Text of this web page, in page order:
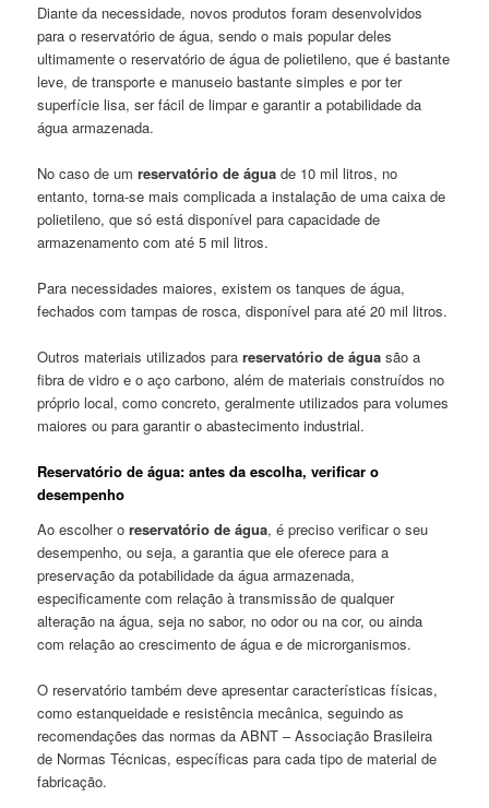
Diante da necessidade, novos produtos foram desenvolvidos
para o reservatório de água, sendo o mais popular deles
ultimamente o reservatório de água de polietileno, que é bastante
leve, de transporte e manuseio bastante simples e por ter
superfície lisa, ser fácil de limpar e garantir a potabilidade da
água armazenada.
No caso de umreservatório de água de 10 mil litros, no
entanto, torna-se mais complicada a instalação de uma caixa de
polietileno, que só está disponível para capacidade de
armazenamento com até 5 mil litros.
Para necessidades maiores, existem os tanques de água,
fechados com tampas de rosca, disponível para até 20 mil litros.
Outros materiais utilizados parareservatório de água são a
fibra de vidro e o aço carbono, além de materiais construídos no
próprio local, como concreto, geralmente utilizados para volumes
maiores ou para garantir o abastecimento industrial.
Reservatório de água: antes da escolha, verificar o
desempenho
Ao escolher oreservatório de água, é preciso verificar o seu
desempenho, ou seja, a garantia que ele oferece para a
preservação da potabilidade da água armazenada,
especificamente com relação à transmissão de qualquer
alteração na água, seja no sabor, no odor ou na cor, ou ainda
com relação ao crescimento de água e de microrganismos.
O reservatório também deve apresentar características físicas,
como estanqueidade e resistência mecânica, seguindo as
recomendações das normas da ABNT – Associação Brasileira
de Normas Técnicas, específicas para cada tipo de material de
fabricação.